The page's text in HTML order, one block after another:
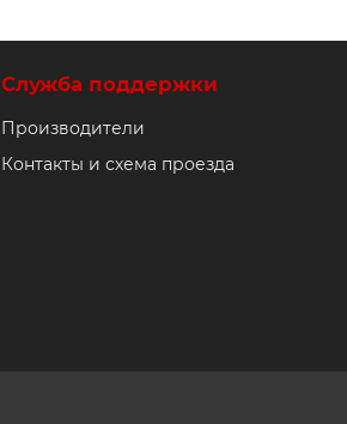
Служба поддержки
Производители
Контакты и схема проезда